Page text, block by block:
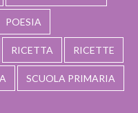
POESIA
RICETTA RICETTE
SCUOLA PRIMARIA